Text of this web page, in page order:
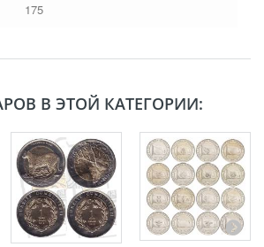
175
В ЭТОЙ КАТЕГОРИИ: